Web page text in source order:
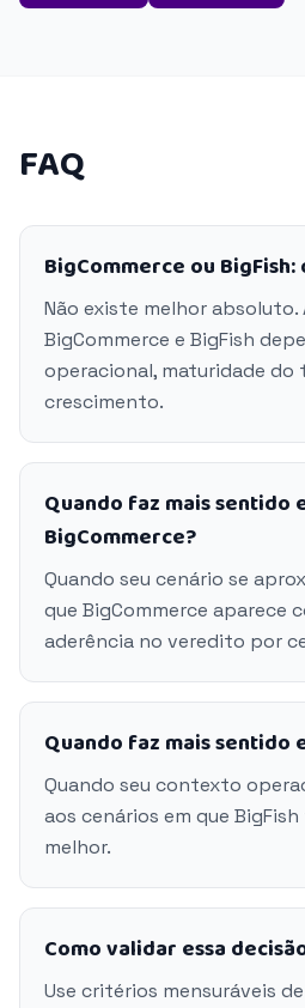
FAQ
BigCommerce ou
Não existe melhor absoluto.
BigCommerce e BigFish
operacional, maturidade do
crescimento.
Quando faz mais sentido
BigCommerce?
Quando seu cenário se
que BigCommerce aparece
aderência no veredito por
Quando faz mais sentido
Quando seu contexto
aos cenários em que
melhor.
Como validar essa
Use critérios mensuráveis